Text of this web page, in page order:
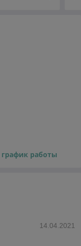
график работы
14.04.2021